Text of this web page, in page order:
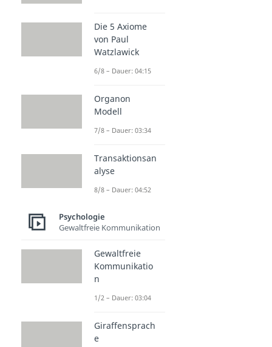
Die 5 Axiome
von Paul
Watzlawick
6/8 – Dauer: 04:15
Organon
Modell
7/8 – Dauer: 03:34
Transaktionsan
alyse
8/8 – Dauer: 04:52
Psychologie
Gewaltfreie Kommunikation
Gewaltfreie
Kommunikatio
n
1/2 – Dauer: 03:04
Giraffensprach
e